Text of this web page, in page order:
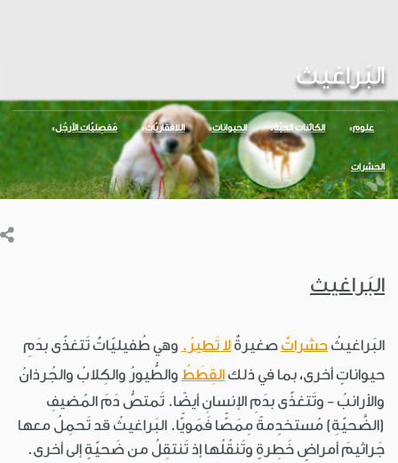
البَراغيث
علوم الكائنات الحيّة الحيوانات اللافقاريّات مَفصِليّات الأرجُل
الحشرات
البَراغيث
البَراغيثُ حشراتٌصغيرةٌ لا تَطيرُ. وهي طُفيليّاتٌ تَتغذّى بدَمِ
حيواناتٍ أخرى، بما في ذلك القِطَطُ والطُّيورُ والكِلابُ والجُرذانُ
والأرانبُ - وتَتغذّى بدَمِ الإنسانِ أيضًا. تَمتصُّ دَمَ المُضيفِ
(الضَّحيّةِ) مُستخدِمةً مِمَصًّا فَمَويًّا. البَراغيثُ قد تَحمِلُ معها
جَراثيمَ أمراضٍ خَطِرةٍ وتَنقُلُها إذ تَنتقِلُ من ضَحيّةٍ إلى أخرى.